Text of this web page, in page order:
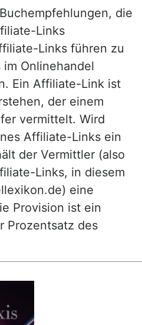
die
Links
Links führen zu
Onlinehandel
Ein Affiliate-Link ist
der einem
vermittelt. Wird
Affiliate-Links ein
der Vermittler (also
Links, in diesem
eine
Provision ist ein
Prozentsatz des